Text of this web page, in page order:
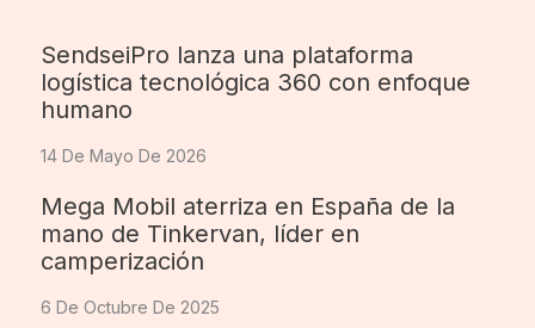
SendseiPro lanza una plataforma
logística tecnológica 360 con enfoque
humano
14 De Mayo De 2026
Mega Mobil aterriza en España de la
mano de Tinkervan, líder en
camperización
6 De Octubre De 2025